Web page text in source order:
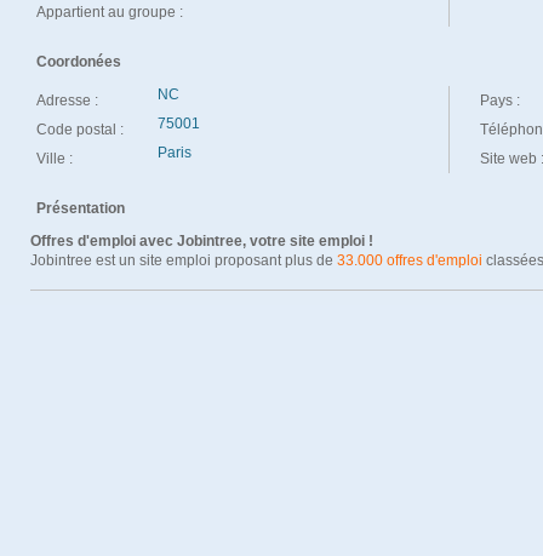
Appartient au groupe :
Coordonées
Adresse : NC
Code postal : 75001
Ville : Paris
Pays :
Site web :
Présentation
Offres d'emploi avec Jobintree, votre site emploi !
Jobintree est un site emploi proposant plus de 33.000 offres d'emploi